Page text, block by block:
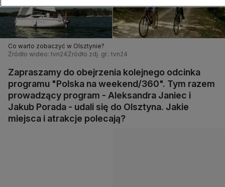
Co warto zobaczyć w Olsztynie?
Źródło wideo: tvn24 Źródło zdj. gł.: tvn24
Zapraszamy do obejrzenia kolejnego odcinka
programu "Polska na weekend/360". Tym razem
prowadzący program - Aleksandra Janiec i
Jakub Porada - udali się do Olsztyna. Jakie
miejsca i atrakcje polecają?